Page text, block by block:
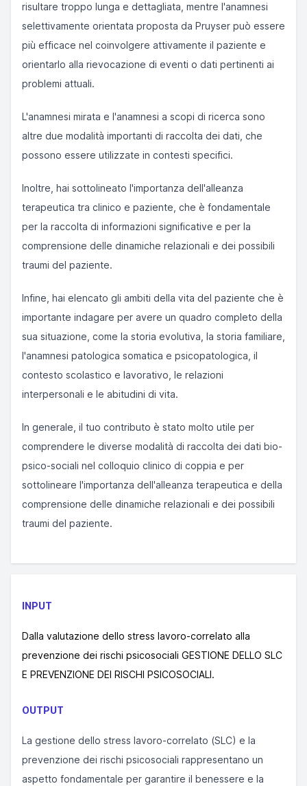
risultare troppo lunga e dettagliata, mentre l'anamnesi
selettivamente orientata proposta da Pruyser può essere
più efficace nel coinvolgere attivamente il paziente e
orientarlo alla rievocazione di eventi o dati pertinenti ai
problemi attuali.
L'anamnesi mirata e l'anamnesi a scopi di ricerca sono
altre due modalità importanti di raccolta dei dati, che
possono essere utilizzate in contesti specifici.
Inoltre, hai sottolineato l'importanza dell'alleanza
terapeutica tra clinico e paziente, che è fondamentale
per la raccolta di informazioni significative e per la
comprensione delle dinamiche relazionali e dei possibili
traumi del paziente.
Infine, hai elencato gli ambiti della vita del paziente che è
importante indagare per avere un quadro completo della
sua situazione, come la storia evolutiva, la storia familiare,
l'anamnesi patologica somatica e psicopatologica, il
contesto scolastico e lavorativo, le relazioni
interpersonali e le abitudini di vita.
In generale, il tuo contributo è stato molto utile per
comprendere le diverse modalità di raccolta dei dati bio-
psico-sociali nel colloquio clinico di coppia e per
sottolineare l'importanza dell'alleanza terapeutica e della
comprensione delle dinamiche relazionali e dei possibili
traumi del paziente.
INPUT
Dalla valutazione dello stress lavoro-correlato alla
prevenzione dei rischi psicosociali GESTIONE DELLO SLC
E PREVENZIONE DEI RISCHI PSICOSOCIALI.
OUTPUT
La gestione dello stress lavoro-correlato (SLC) e la
prevenzione dei rischi psicosociali rappresentano un
aspetto fondamentale per garantire il benessere e la